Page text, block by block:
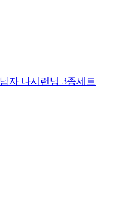
자 나시런닝 3종세트